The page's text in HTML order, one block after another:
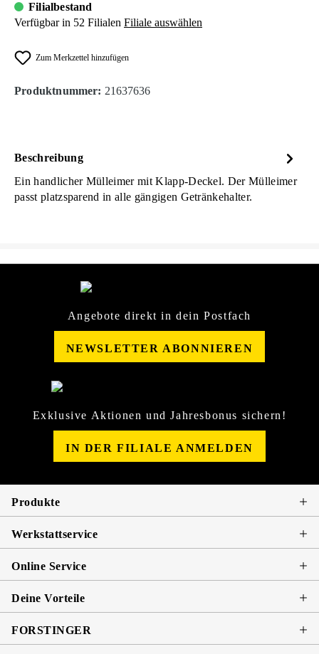
Filialbestand
Verfügbar in 52 Filialen Filiale auswählen
Zum Merkzettel hinzufügen
Produktnummer: 21637636
Beschreibung
Ein handlicher Mülleimer mit Klapp-Deckel. Der Mülleimer
passt platzsparend in alle gängigen Getränkehalter.
Angebote direkt in dein Postfach
NEWSLETTER ABONNIEREN
Exklusive Aktionen und Jahresbonus sichern!
IN DER FILIALE ANMELDEN
Produkte
Werkstattservice
Online Service
Deine Vorteile
FORSTINGER